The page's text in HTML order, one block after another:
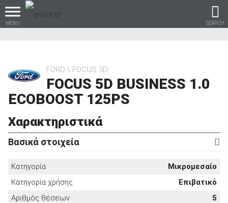
MENU SEARCH
Βρες τα πάντα για το
αυτοκίνητο!
FORD FOCUS 5D
FOCUS 5D BUSINESS 1.0
ECOBOOST 125PS
Χαρακτηριστικά
Βασικά στοιχεία
Κατηγορία
Μικρομεσαίο
Κατηγορία χρήσης
Επιβατικό
Αριθμός θέσεων
5